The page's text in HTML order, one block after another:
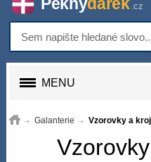
MENU
Galanterie Vzorovky a